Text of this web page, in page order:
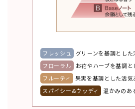
フレッシュ
グリーンを基調とした
フローラル
お花やハーブを基調
フルーティ
果実を基調とした活気
スパイシー&ウッディ
温かみのあ